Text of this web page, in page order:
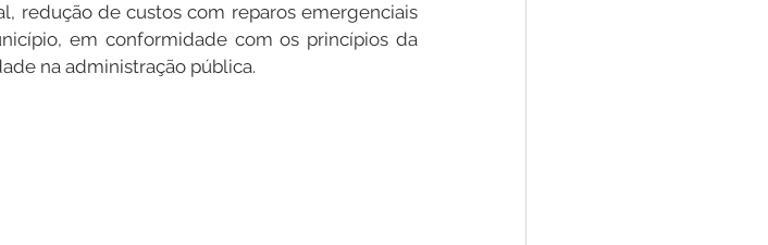
redução de custos com reparos emergenciais
em conformidade com os princípios da
na administração pública.